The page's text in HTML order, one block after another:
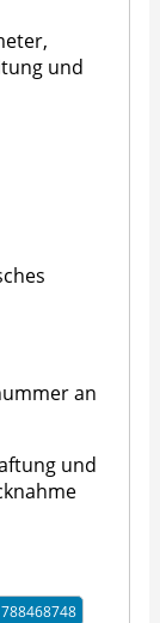
und
an
und